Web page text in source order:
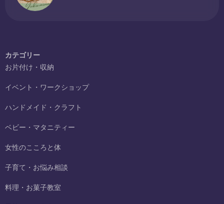
カテゴリー
お片付け・収納
イベント・ワークショップ
ハンドメイド・クラフト
ベビー・マタニティー
女性のこころと体
子育て・お悩み相談
料理・お菓子教室